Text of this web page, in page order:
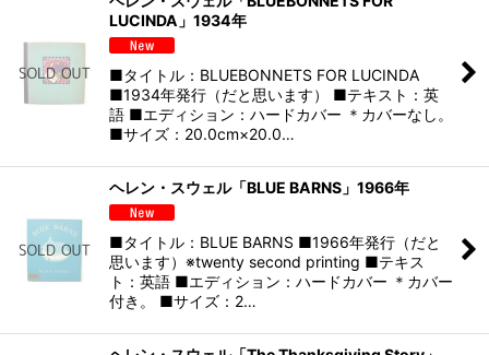
LUCINDA」1934年
■タイトル：BLUEBONNETS FOR LUCINDA
■1934年発行（だと思います） ■テキスト：英
語 ■エディション：ハードカバー ＊カバーなし。
■サイズ：20.0cm×20.0…
ヘレン・スウェル「BLUE BARNS」1966年
■タイトル：BLUE BARNS ■1966年発行（だと
思います）※twenty second printing ■テキス
ト：英語 ■エディション：ハードカバー ＊カバー
付き。 ■サイズ：2…